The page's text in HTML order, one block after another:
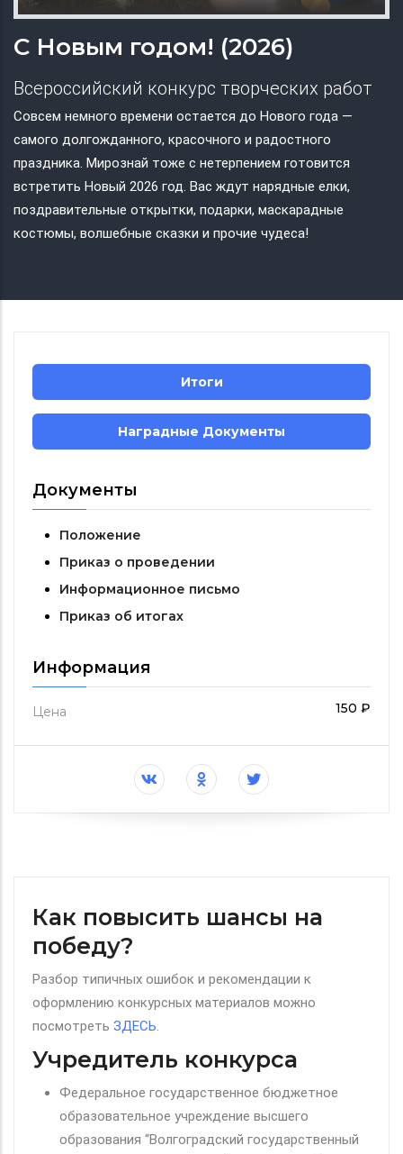
С Новым годом! (2026)
Всероссийский конкурс творческих работ
Совсем немного времени остается до Нового года —
самого долгожданного, красочного и радостного
праздника. Мирознай тоже с нетерпением готовится
встретить Новый 2026 год. Вас ждут нарядные елки,
поздравительные открытки, подарки, маскарадные
костюмы, волшебные сказки и прочие чудеса!
Итоги
Наградные Документы
Документы
Положение
Приказ о проведении
Информационное письмо
Приказ об итогах
Информация
Цена 150 ₽
Как повысить шансы на
победу?
Разбор типичных ошибок и рекомендации к
оформлению конкурсных материалов можно
посмотреть ЗДЕСЬ.
Учредитель конкурса
Федеральное государственное бюджетное
образовательное учреждение высшего
образования “Волгоградский государственный